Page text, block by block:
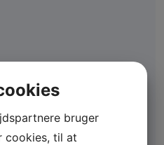
hvad du søgte?
få besked så snart din
her
bruger
cookies, til at